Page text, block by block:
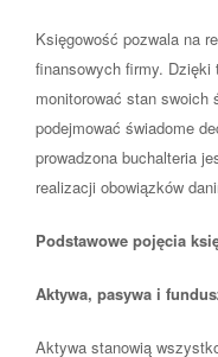
Księgowość pozwala na
finansowych firmy.
monitorować stan swoich
podejmować świadome
prowadzona buchalteria
realizacji obowiązków
Podstawowe pojęcia
Aktywa, pasywa i
Aktywa stanowią